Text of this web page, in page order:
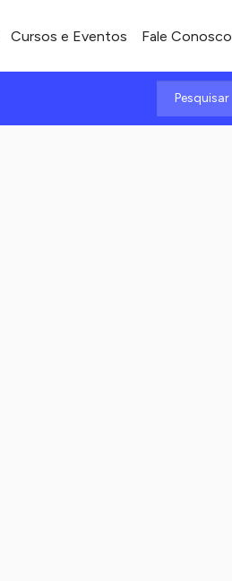
Cursos e Eventos Fale Conosco